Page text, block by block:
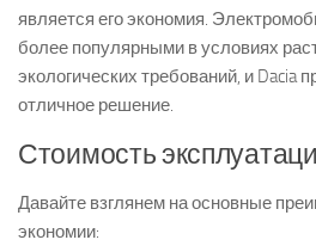
является его экономия.
более популярными в условиях
экологических требований, и Dacia
отличное решение.
Стоимость
Давайте взглянем на основные
экономии: